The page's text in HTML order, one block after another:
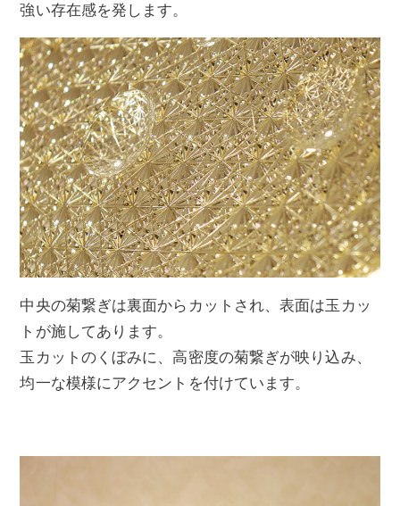
強い存在感を発します。
中央の菊繋ぎは裏面からカットされ、表面は玉カッ
トが施してあります。
玉カットのくぼみに、高密度の菊繋ぎが映り込み、
均一な模様にアクセントを付けています。